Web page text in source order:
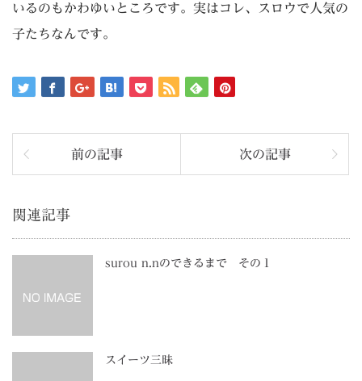
いるのもかわゆいところです。実はコレ、スロウで人気の
子たちなんです。
前の記事 次の記事
関連記事
surou n.nのできるまで その１
スイーツ三昧